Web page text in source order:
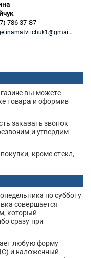
786-37-87
вы можете
товара и оформив
заказать звонок
и утвердим
кроме стекл,
по субботу
совершается
который
сразу при
любую форму
и наложенный